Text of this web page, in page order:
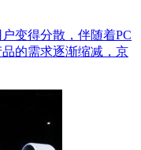
变得分散，伴随着PC
的需求逐渐缩减，京